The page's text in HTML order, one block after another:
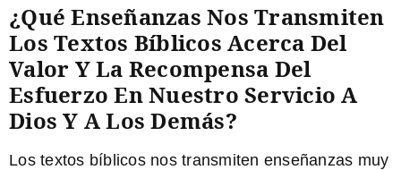
¿Qué Enseñanzas Nos Transmiten
Los Textos Bíblicos Acerca Del
Valor Y La Recompensa Del
Esfuerzo En Nuestro Servicio A
Dios Y A Los Demás?
Los textos bíblicos nos transmiten enseñanzas muy